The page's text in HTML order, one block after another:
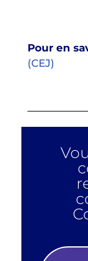
Pour en
(CEJ)